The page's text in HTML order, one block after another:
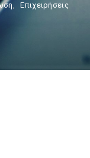
, Επιχειρήσεις